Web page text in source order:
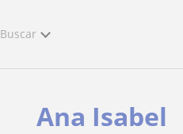
Buscar
Ana Isabel